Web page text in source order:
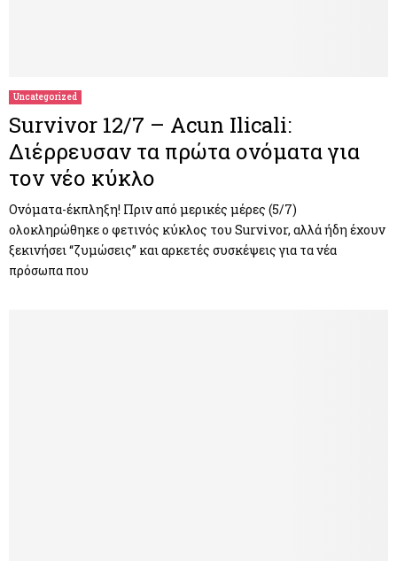
Uncategorized
Survivor 12/7 – Acun Ilicali:
Διέρρευσαν τα πρώτα ονόματα για
τον νέο κύκλο
Ονόματα-έκπληξη! Πριν από μερικές μέρες (5/7)
ολοκληρώθηκε ο φετινός κύκλος του Survivor, αλλά ήδη έχουν
ξεκινήσει “ζυμώσεις” και αρκετές συσκέψεις για τα νέα
πρόσωπα που